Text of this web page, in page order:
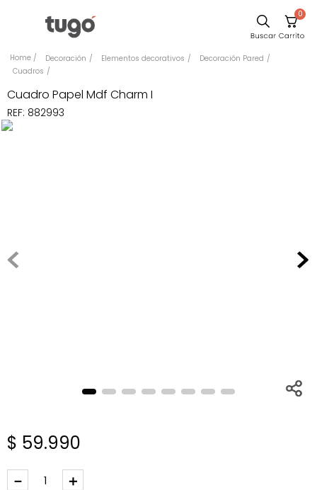
0
Decoración Elementos decorativos
Decoración Pared
Cuadros
Cuadro Papel Mdf Charm I
REF: 882993
$ 59.990
＋
－
Comedor
Escritorio